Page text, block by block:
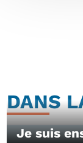
DANS
Je suis